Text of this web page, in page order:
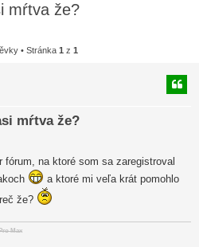
mŕtva že?
• Stránka 1 z 1
mŕtva že?
na ktoré som sa zaregistroval
a ktoré mi veľa krát pomohlo
že?
Max